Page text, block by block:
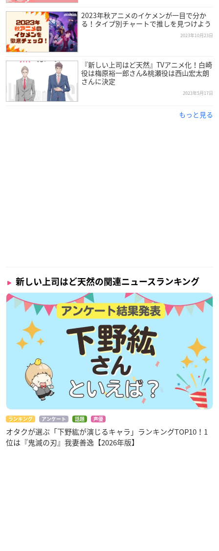
er.com/t0Jshn0Wzg
— ファミリーマート (@famima_now)February 14, 2024
2023年秋アニメのイケメンが一目で分か
る！タイプ別チャートで推しを見つけよう
2023年10月23日
『新しい上司はど天然』TVアニメ化！白崎
役は梅原裕一郎さん&桃瀬役は西山宏太朗
さんに決定
2023年5月17日
もっと見る
新しい上司はど天然の関連ニュースランキング
ランキング アンケート 話題 声優
オタクが選ぶ「下野紘が演じるキャラ」ランキングTOP10！1
位は『鬼滅の刃』我妻善逸【2026年版】